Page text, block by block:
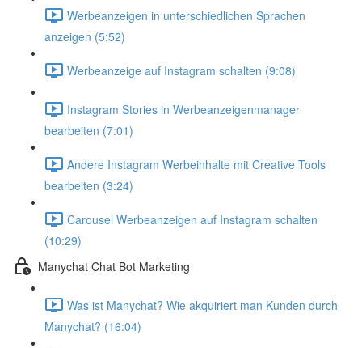
Werbeanzeigen in unterschiedlichen Sprachen
anzeigen (5:52)
Werbeanzeige auf Instagram schalten (9:08)
Instagram Stories in Werbeanzeigenmanager
bearbeiten (7:01)
Andere Instagram Werbeinhalte mit Creative Tools
bearbeiten (3:24)
Carousel Werbeanzeigen auf Instagram schalten
(10:29)
Manychat Chat Bot Marketing
Was ist Manychat? Wie akquiriert man Kunden durch
Manychat? (16:04)